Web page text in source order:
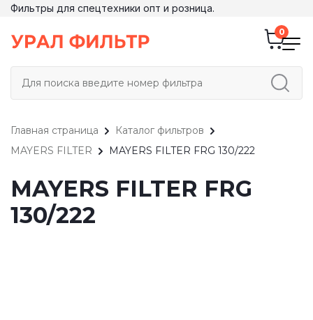
Фильтры для спецтехники опт и розница.
Главная страница
Каталог фильтров
MAYERS FILTER
MAYERS FILTER FRG 130/222
MAYERS FILTER FRG
130/222